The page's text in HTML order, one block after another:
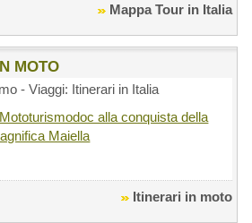
Mappa Tour in Italia
MOTO
- Viaggi: Itinerari in Italia
Mototurismodoc alla conquista della
Maiella
Itinerari in moto